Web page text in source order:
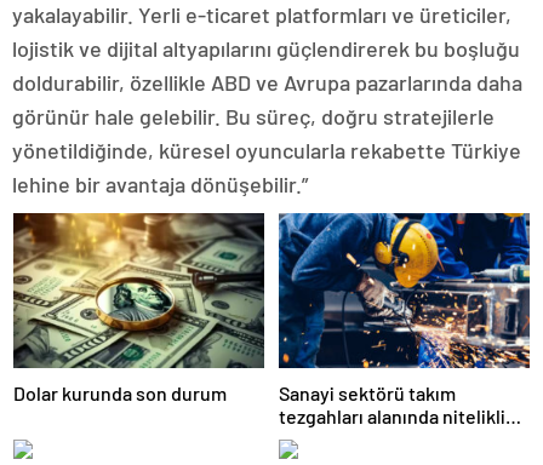
yakalayabilir. Yerli e-ticaret platformları ve üreticiler,
lojistik ve dijital altyapılarını güçlendirerek bu boşluğu
doldurabilir, özellikle ABD ve Avrupa pazarlarında daha
görünür hale gelebilir. Bu süreç, doğru stratejilerle
yönetildiğinde, küresel oyuncularla rekabette Türkiye
lehine bir avantaja dönüşebilir.”
Dolar kurunda son durum
Sanayi sektörü takım
tezgahları alanında nitelikli
istihdam açığı yaşıyor